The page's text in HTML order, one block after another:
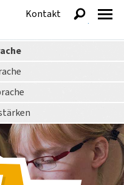
Kontakt
anzeigen